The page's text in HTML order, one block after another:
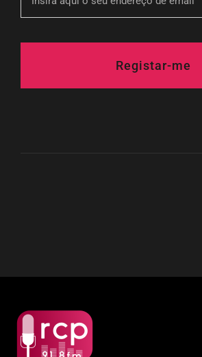
Registar-me